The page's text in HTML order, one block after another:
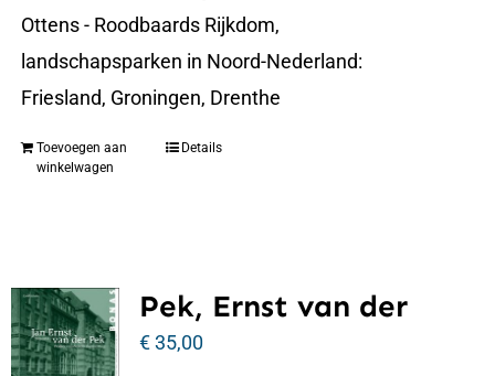
Ottens - Roodbaards Rijkdom,
landschapsparken in Noord-Nederland:
Friesland, Groningen, Drenthe
Toevoegen aan
winkelwagen
Details
Pek, Ernst van der
€35,00